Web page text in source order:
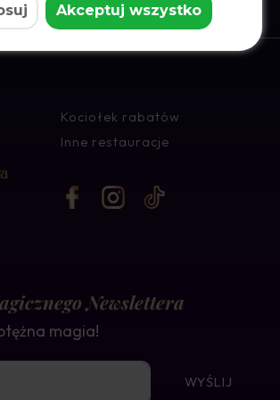
Akceptuj wszystko
Kociołek rabatów
Inne restauracje
Newslettera
magia!
WYŚLIJ